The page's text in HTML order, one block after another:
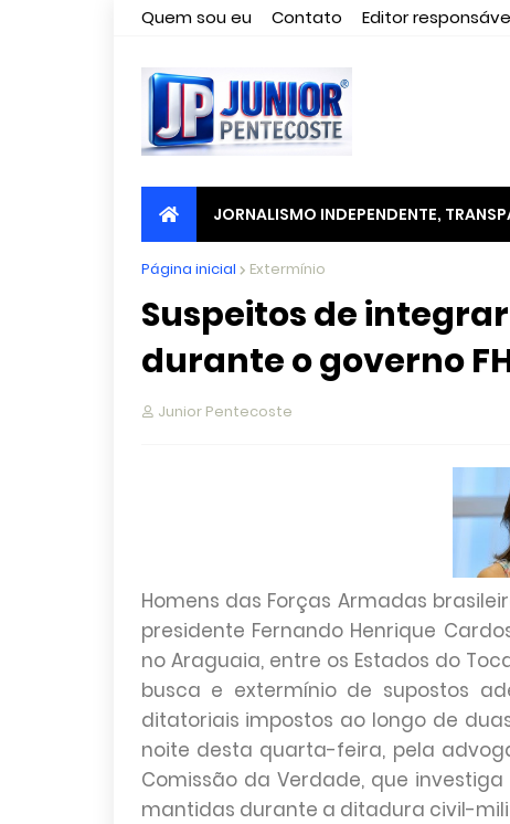
Quem sou eu Contato Editor
JORNALISMO INDEPENDENTE,
Página inicial Extermínio
Suspeitos de
durante o governo
Junior Pentecoste
Homens das Forças Armadas
presidente Fernando Henrique
no Araguaia, entre os Estados do
busca e extermínio de supostos
ditatoriais impostos ao longo de
noite desta quarta-feira, pela
Comissão da Verdade, que
mantidas durante a ditadura civil-